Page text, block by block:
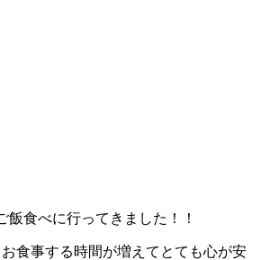
飯食べに行ってきました！！
食事する時間が増えてとても心が安